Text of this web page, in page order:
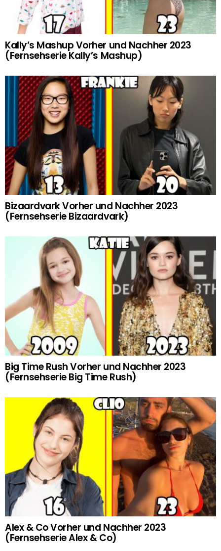
Kally’s Mashup Vorher und Nachher 2023
(Fernsehserie Kally’s Mashup)
Bizaardvark Vorher und Nachher 2023
(Fernsehserie Bizaardvark)
Big Time Rush Vorher und Nachher 2023
(Fernsehserie Big Time Rush)
Alex & Co Vorher und Nachher 2023
(Fernsehserie Alex & Co)